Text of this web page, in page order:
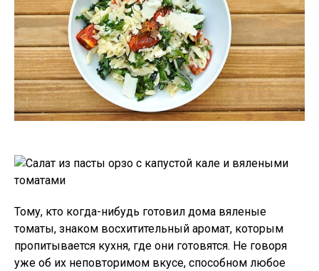
Тому, кто когда-нибудь готовил дома вяленые
томаты, знаком восхитительный аромат, которым
пропитывается кухня, где они готовятся. Не говоря
уже об их неповторимом вкусе, способном любое